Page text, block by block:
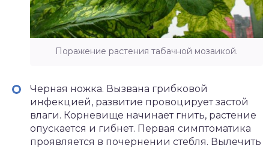
Поражение растения табачной мозаикой.
Черная ножка. Вызвана грибковой
инфекцией, развитие провоцирует застой
влаги. Корневище начинает гнить, растение
опускается и гибнет. Первая симптоматика
проявляется в почернении стебля. Вылечить